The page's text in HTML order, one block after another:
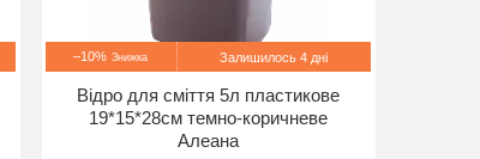
–10% Залишилось 4 дні
Відро для сміття 5л пластикове
19*15*28см темно-коричневе
Алеана